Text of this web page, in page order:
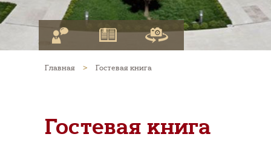
Главная > Гостевая книга
Гостевая книга